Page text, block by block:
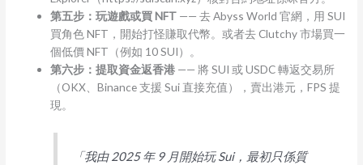
第五步：玩遊戲或買 NFT —— 去 Abyss World 官網，用 SUI
買角色 NFT，開始打怪賺取代幣。或者去 Clutchy 市場買一
個低價 NFT（例如 10 SUI）。
第六步：提取資金返香港 —— 將 SUI 或 USDC 轉返交易所
（OKX、Binance 支援 Sui 直接充值），賣出港元，FPS 提
現。
「我由 2025 年 9 月開始玩 Sui，最初只係質